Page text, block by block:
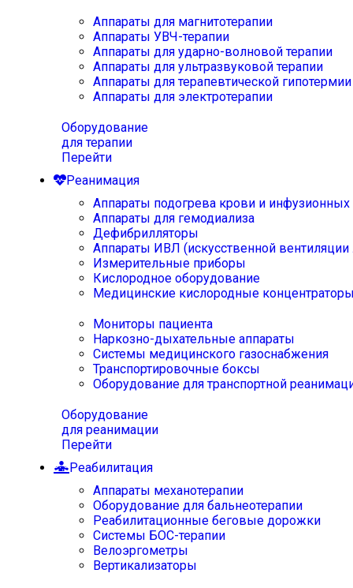
Аппараты для магнитотерапии
Аппараты УВЧ-терапии
Аппараты для ударно-волновой терапии
Аппараты для ультразвуковой терапии
Аппараты для терапевтической
Аппараты для электротерапии
Оборудование
для терапии
Перейти
Реанимация
Аппараты подогрева крови и инфузионных
Аппараты для гемодиализа
Дефибрилляторы
Аппараты ИВЛ (искусственной вентиляции
Измерительные приборы
Кислородное оборудование
Медицинские кислородные
Мониторы пациента
Наркозно-дыхательные аппараты
Системы медицинского газоснабжения
Транспортировочные боксы
Оборудование для транспортной
Оборудование
для реанимации
Перейти
Реабилитация
Аппараты механотерапии
Оборудование для бальнеотерапии
Реабилитационные беговые дорожки
Системы БОС-терапии
Велоэргометры
Вертикализаторы